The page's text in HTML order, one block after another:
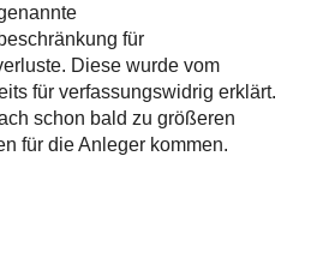
für
Diese wurde vom
für verfassungswidrig erklärt.
schon bald zu größeren
für die Anleger kommen.